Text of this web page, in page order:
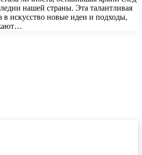
нашей страны. Эта талантливая
в искусство новые идеи и подходы,